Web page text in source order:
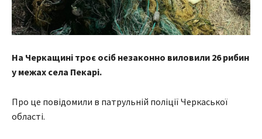
На Черкащині троє осіб незаконно виловили 26 рибин
у межах села Пекарі.
Про це повідомили в патрульній поліції Черкаської
області.